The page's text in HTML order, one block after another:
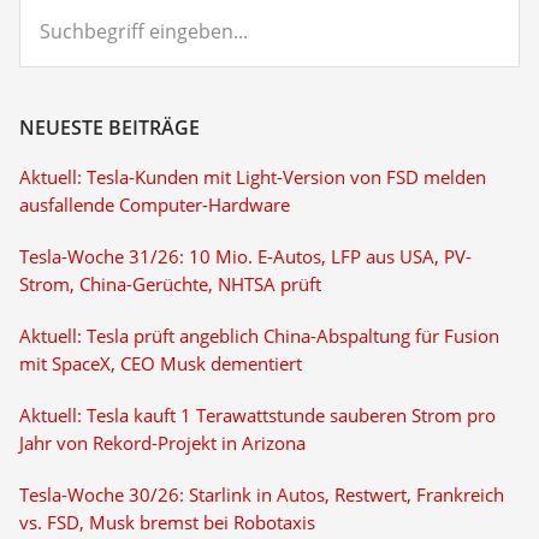
eingeben...
NEUESTE BEITRÄGE
Aktuell: Tesla-Kunden mit Light-Version von FSD melden
ausfallende Computer-Hardware
Tesla-Woche 31/26: 10 Mio. E-Autos, LFP aus USA, PV-
Strom, China-Gerüchte, NHTSA prüft
Aktuell: Tesla prüft angeblich China-Abspaltung für Fusion
mit SpaceX, CEO Musk dementiert
Aktuell: Tesla kauft 1 Terawattstunde sauberen Strom pro
Jahr von Rekord-Projekt in Arizona
Tesla-Woche 30/26: Starlink in Autos, Restwert, Frankreich
vs. FSD, Musk bremst bei Robotaxis